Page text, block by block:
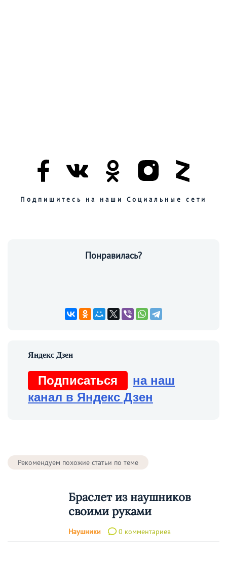
Подпишитесь на наши Социальные сети
Понравилась?
Подписаться
на наш
канал в Яндекс Дзен
Рекомендуем похожие статьи по теме
Браслет из наушников
своими руками
Наушники 0 комментариев